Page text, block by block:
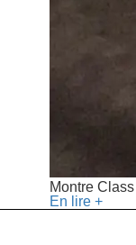
Montre
En lire +